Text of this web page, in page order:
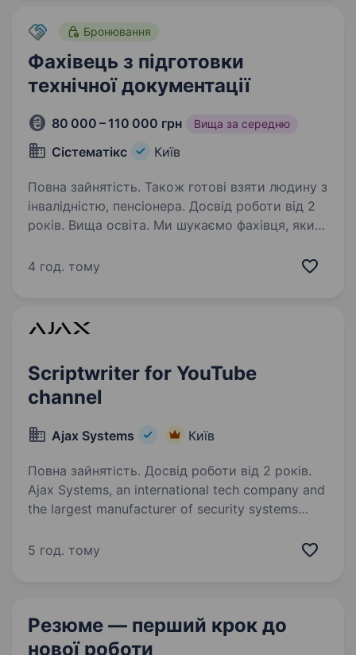
Бронювання
Фахівець з підготовки
технічної документації
80 000 – 110 000 грн Вища за середню
Сістематікс Київ
Повна зайнятість. Також готові взяти людину з
інвалідністю, пенсіонера. Досвід роботи від 2
років. Вища освіта. Ми шукаємо фахівця, який
систему технічної, експлуатаційної
та взаємодію з інженерними,…
4 год. тому
Scriptwriter for YouTube
channel
Ajax Systems Київ
Повна зайнятість. Досвід роботи від 2 років.
Ajax Systems, an international tech company and
the largest manufacturer of security systems
to join our Marketing divisions as a Scriptwriter.
5 год. тому
Резюме — перший крок до
нової роботи